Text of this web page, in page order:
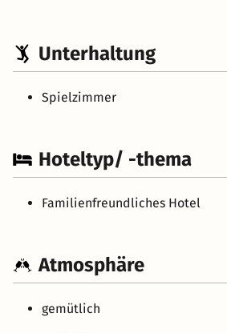
Unterhaltung
Spielzimmer
Hoteltyp/ -thema
Familienfreundliches Hotel
Atmosphäre
gemütlich